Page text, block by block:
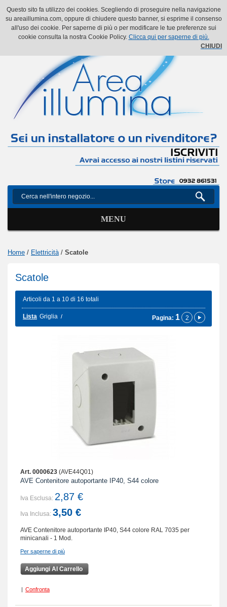
Il mio account Il mio carrello Vai alla Cassa Accedi
MENU
Home / Elettricità / Scatole
Scatole
Articoli da 1 a 10 di 16 totali
Lista Griglia Pagina: 1 2
Art. 0000623 (AVE44Q01)
AVE Contenitore autoportante IP40, S44 colore
Iva Esclusa: 2,87 €
Iva Inclusa: 3,50 €
AVE Contenitore autoportante IP40, S44 colore RAL 7035 per
minicanali - 1 Mod.
Per saperne di più
Aggiungi Al Carrello
| Confronta
Questo sito fa utilizzo dei cookies. Scegliendo di proseguire nella navigazione
su areaillumina.com, oppure di chiudere questo banner, si esprime il consenso
all'uso dei cookie. Per saperne di più o per modificare le tue preferenze sui
cookie consulta la nostra Cookie Policy. Clicca qui per saperne di più.
CHIUDI